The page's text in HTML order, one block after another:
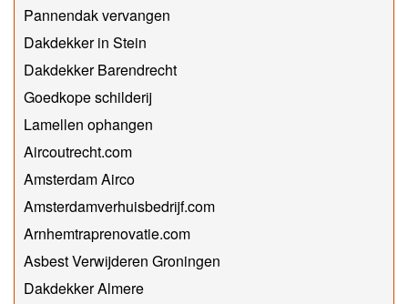
Pannendak vervangen
Dakdekker in Stein
Dakdekker Barendrecht
Goedkope schilderij
Lamellen ophangen
Aircoutrecht.com
Amsterdam Airco
Amsterdamverhuisbedrijf.com
Arnhemtraprenovatie.com
Asbest Verwijderen Groningen
Dakdekker Almere